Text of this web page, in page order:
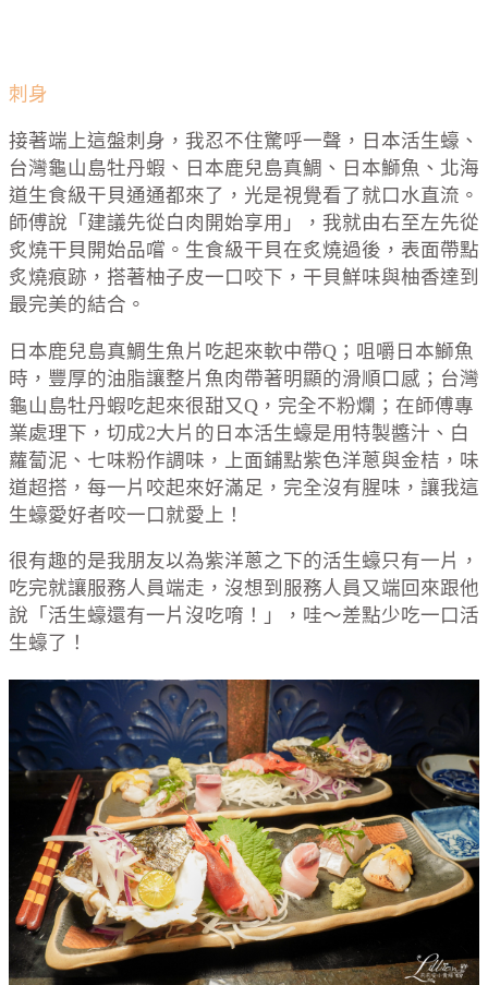
刺身
接著端上這盤刺身，我忍不住驚呼一聲，日本活生蠔、
台灣龜山島牡丹蝦、日本鹿兒島真鯛、日本鰤魚、北海
道生食級干貝通通都來了，光是視覺看了就口水直流。
師傅說「建議先從白肉開始享用」，我就由右至左先從
炙燒干貝開始品嚐。生食級干貝在炙燒過後，表面帶點
炙燒痕跡，搭著柚子皮一口咬下，干貝鮮味與柚香達到
最完美的結合。
日本鹿兒島真鯛生魚片吃起來軟中帶Q；咀嚼日本鰤魚
時，豐厚的油脂讓整片魚肉帶著明顯的滑順口感；台灣
龜山島牡丹蝦吃起來很甜又Q，完全不粉爛；在師傅專
業處理下，切成2大片的日本活生蠔是用特製醬汁、白
蘿蔔泥、七味粉作調味，上面鋪點紫色洋蔥與金桔，味
道超搭，每一片咬起來好滿足，完全沒有腥味，讓我這
生蠔愛好者咬一口就愛上！
很有趣的是我朋友以為紫洋蔥之下的活生蠔只有一片，
吃完就讓服務人員端走，沒想到服務人員又端回來跟他
說「活生蠔還有一片沒吃唷！」，哇～差點少吃一口活
生蠔了！